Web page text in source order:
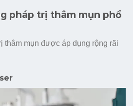
pháp trị thâm mụn phổ
thâm mụn được áp dụng rộng rãi